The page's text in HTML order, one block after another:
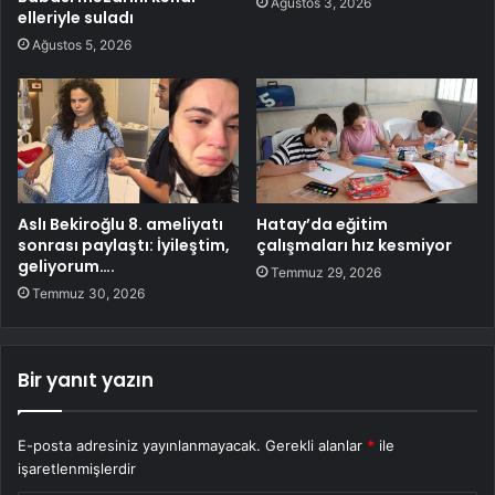
elleriyle suladı
Ağustos 5, 2026
Aslı Bekiroğlu 8. ameliyatı
sonrası paylaştı: İyileştim,
geliyorum….
Temmuz 30, 2026
Hatay’da eğitim
çalışmaları hız kesmiyor
Temmuz 29, 2026
Bir yanıt yazın
E-posta adresiniz yayınlanmayacak. Gerekli alanlar * ile
işaretlenmişlerdir